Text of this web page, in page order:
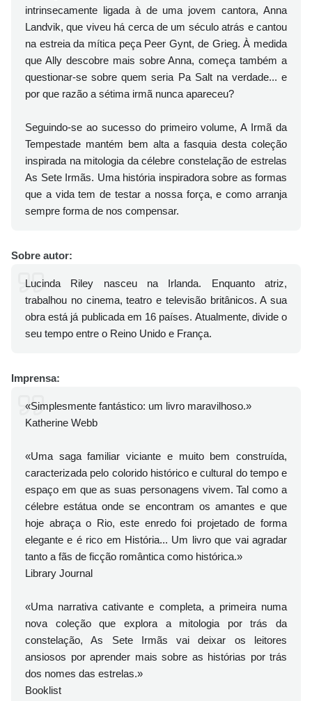
intrinsecamente ligada à de uma jovem cantora, Anna
Landvik, que viveu há cerca de um século atrás e cantou
na estreia da mítica peça Peer Gynt, de Grieg. À medida
que Ally descobre mais sobre Anna, começa também a
questionar-se sobre quem seria Pa Salt na verdade... e
por que razão a sétima irmã nunca apareceu?
Seguindo-se ao sucesso do primeiro volume, A Irmã da
Tempestade mantém bem alta a fasquia desta coleção
inspirada na mitologia da célebre constelação de estrelas
As Sete Irmãs. Uma história inspiradora sobre as formas
que a vida tem de testar a nossa força, e como arranja
sempre forma de nos compensar.
Sobre autor:
Lucinda Riley nasceu na Irlanda. Enquanto atriz,
trabalhou no cinema, teatro e televisão britânicos. A sua
obra está já publicada em 16 países. Atualmente, divide o
seu tempo entre o Reino Unido e França.
Imprensa:
«Simplesmente fantástico: um livro maravilhoso.»
Katherine Webb
«Uma saga familiar viciante e muito bem construída,
caracterizada pelo colorido histórico e cultural do tempo e
espaço em que as suas personagens vivem. Tal como a
célebre estátua onde se encontram os amantes e que
hoje abraça o Rio, este enredo foi projetado de forma
elegante e é rico em História... Um livro que vai agradar
tanto a fãs de ficção romântica como histórica.»
Library Journal
«Uma narrativa cativante e completa, a primeira numa
nova coleção que explora a mitologia por trás da
constelação, As Sete Irmãs vai deixar os leitores
ansiosos por aprender mais sobre as histórias por trás
dos nomes das estrelas.»
Booklist